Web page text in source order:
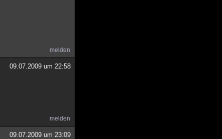
melden
09.07.2009 um 22:58
melden
09.07.2009 um 23:09